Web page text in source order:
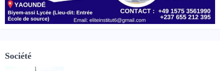
Société